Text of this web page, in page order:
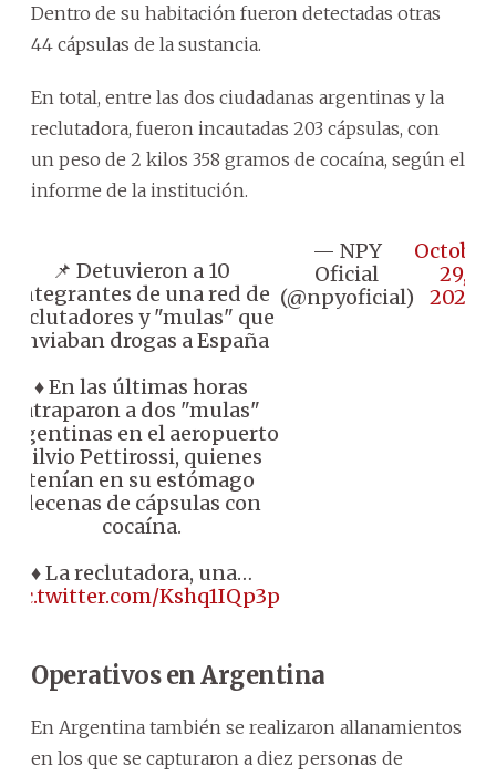
Dentro de su habitación fueron detectadas otras
44 cápsulas de la sustancia.
En total, entre las dos ciudadanas argentinas y la
reclutadora, fueron incautadas 203 cápsulas, con
un peso de 2 kilos 358 gramos de cocaína, según el
informe de la institución.
📌 Detuvieron a 10
integrantes de una red de
reclutadores y "mulas" que
enviaban drogas a España
♦️ En las últimas horas
atraparon a dos "mulas"
argentinas en el aeropuerto
Silvio Pettirossi, quienes
tenían en su estómago
decenas de cápsulas con
cocaína.
♦️ La reclutadora, una…
pic.twitter.com/Kshq1IQp3p
— NPY
Oficial
(@npyoficial)
October
29,
2024
Operativos en Argentina
En Argentina también se realizaron allanamientos
en los que se capturaron a diez personas de